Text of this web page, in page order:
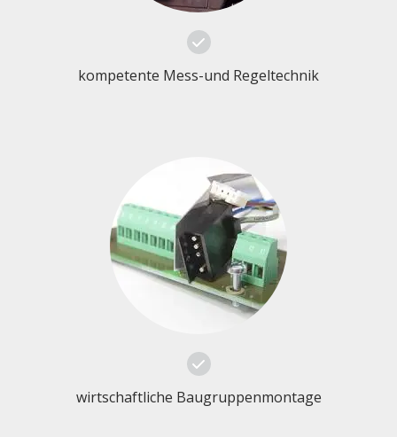
kompetente Mess-und Regeltechnik
wirtschaftliche Baugruppenmontage